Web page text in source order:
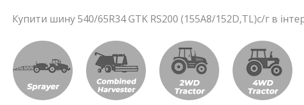
Купити шину 540/65R34 GTK RS200 (155A8/152D,TL)с/г в